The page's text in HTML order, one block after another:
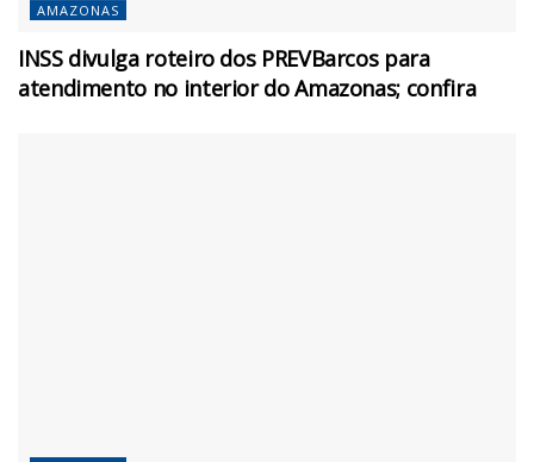
AMAZONAS
INSS divulga roteiro dos PREVBarcos para
atendimento no interior do Amazonas; confira